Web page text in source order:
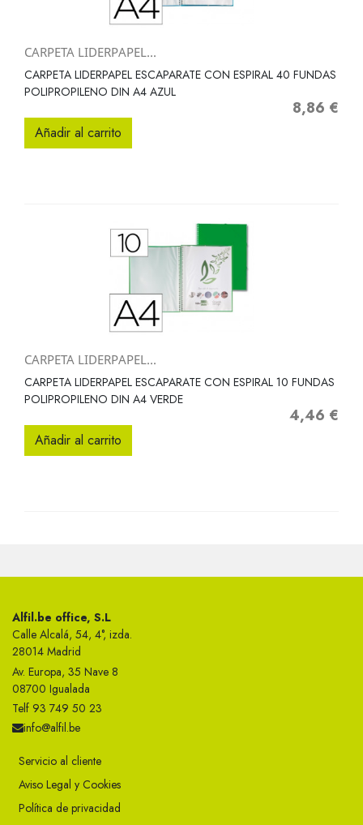
CARPETA LIDERPAPEL...
CARPETA LIDERPAPEL ESCAPARATE CON ESPIRAL 40 FUNDAS
POLIPROPILENO DIN A4 AZUL
Precio
8,86 €
Añadir al carrito
CARPETA LIDERPAPEL...
CARPETA LIDERPAPEL ESCAPARATE CON ESPIRAL 10 FUNDAS
POLIPROPILENO DIN A4 VERDE
Precio
4,46 €
Añadir al carrito
Alfil.be office, S.L
Calle Alcalá, 54, 4°, izda.
28014 Madrid
Av. Europa, 35 Nave 8
08700 Igualada
Telf 93 749 50 23
info@alfil.be
Servicio al cliente
Aviso Legal y Cookies
Política de privacidad